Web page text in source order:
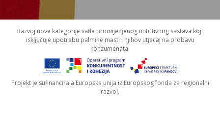
Razvoj nove kategorije vafla promijenjenog nutritivnog sastava koji
isključuje upotrebu palmine masti i njihov utjecaj na probavu
konzumenata.
Projekt je sufinancirala Europska unija iz Europskog fonda za regionalni
razvoj.